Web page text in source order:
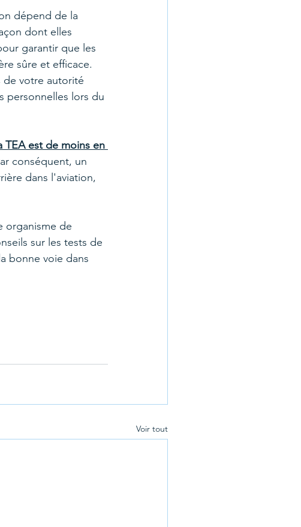
dépend de la
dont elles
garantir que les
sûre et efficace.
de votre autorité
personnelles lors du
TEA est de moins en
conséquent, un
dans l'aviation,
organisme de
sur les tests de
bonne voie dans
Voir tout